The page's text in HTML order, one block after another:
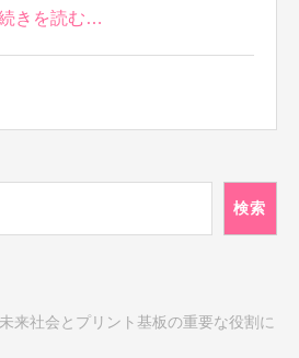
きを読む…
検索
来社会とプリント基板の重要な役割に